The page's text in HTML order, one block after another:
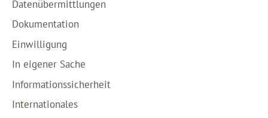
Datenübermittlungen
Dokumentation
Einwilligung
In eigener Sache
Informationssicherheit
Internationales